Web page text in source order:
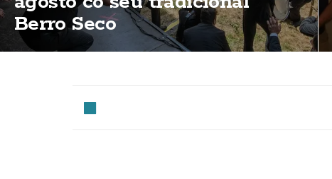
Berro Seco